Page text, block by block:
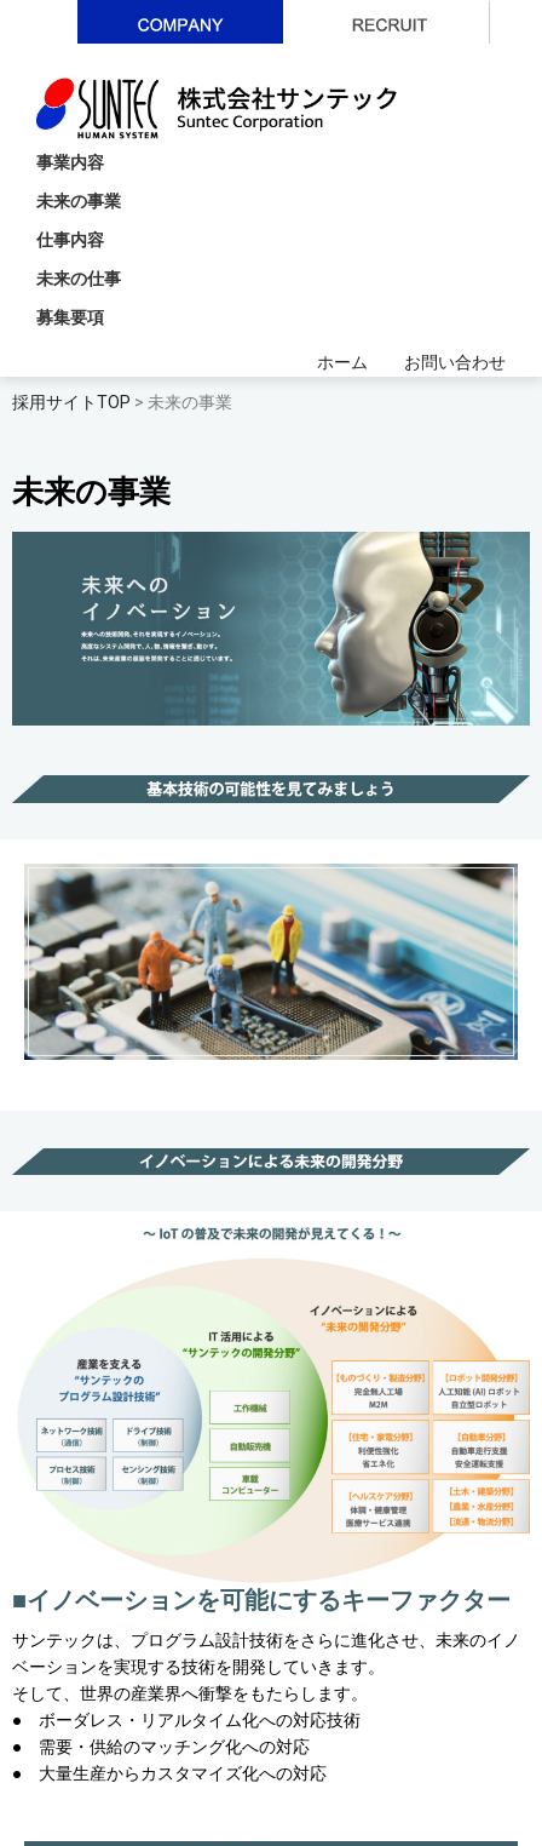
事業内容
未来の事業
仕事内容
未来の仕事
募集要項
ホーム
お問い合わせ
採用サイトTOP > 未来の事業
未来の事業
■イノベーションを可能にするキーファクター
サンテックは、プログラム設計技術をさらに進化させ、未来のイノ
ベーションを実現する技術を開発していきます。
そして、世界の産業界へ衝撃をもたらします。
● ボーダレス・リアルタイム化への対応技術
● 需要・供給のマッチング化への対応
● 大量生産からカスタマイズ化への対応